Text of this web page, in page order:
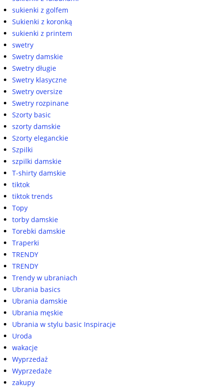
sukienki z golfem
Sukienki z koronką
sukienki z printem
swetry
Swetry damskie
Swetry długie
Swetry klasyczne
Swetry oversize
Swetry rozpinane
Szorty basic
szorty damskie
Szorty eleganckie
Szpilki
szpilki damskie
T-shirty damskie
tiktok
tiktok trends
Topy
torby damskie
Torebki damskie
Traperki
TRENDY
TRENDY
Trendy w ubraniach
Ubrania basics
Ubrania damskie
Ubrania męskie
Ubrania w stylu basic Inspiracje
Uroda
wakacje
Wyprzedaż
Wyprzedaże
zakupy